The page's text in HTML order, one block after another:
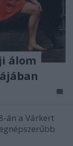
álom
án a Várkert